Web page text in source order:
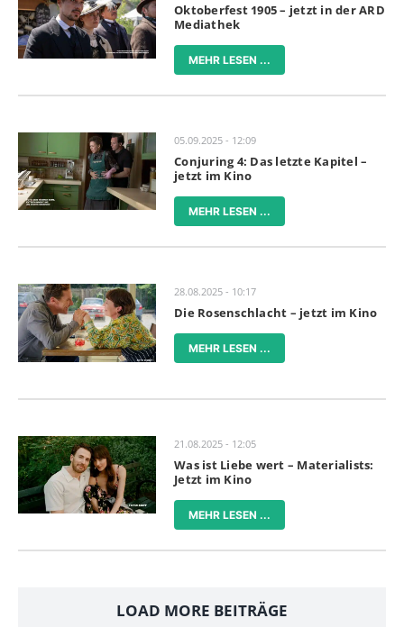
Oktoberfest 1905 – jetzt in der ARD
Mediathek
MEHR LESEN ...
05.09.2025 - 12:09
Conjuring 4: Das letzte Kapitel –
jetzt im Kino
MEHR LESEN ...
28.08.2025 - 10:17
Die Rosenschlacht – jetzt im Kino
MEHR LESEN ...
21.08.2025 - 12:05
Was ist Liebe wert – Materialists:
Jetzt im Kino
MEHR LESEN ...
LOAD MORE BEITRÄGE